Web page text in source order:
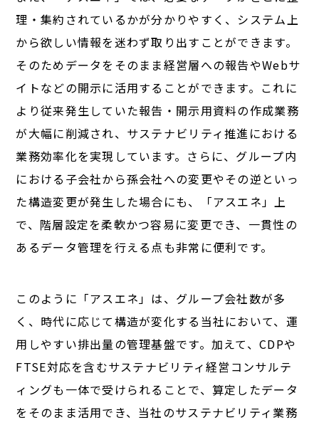
理・集約されているかが分かりやすく、システム上
から欲しい情報を迷わず取り出すことができます。
そのためデータをそのまま経営層への報告やWebサ
イトなどの開示に活用することができます。これに
より従来発生していた報告・開示用資料の作成業務
が大幅に削減され、サステナビリティ推進における
業務効率化を実現しています。さらに、グループ内
における子会社から孫会社への変更やその逆といっ
た構造変更が発生した場合にも、「アスエネ」上
で、階層設定を柔軟かつ容易に変更でき、一貫性の
あるデータ管理を行える点も非常に便利です。
このように「アスエネ」は、グループ会社数が多
く、時代に応じて構造が変化する当社において、運
用しやすい排出量の管理基盤です。加えて、CDPや
FTSE対応を含むサステナビリティ経営コンサルテ
ィングも一体で受けられることで、算定したデータ
をそのまま活用でき、当社のサステナビリティ業務